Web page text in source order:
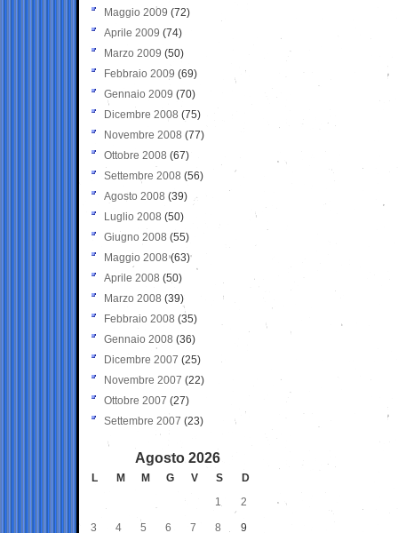
Maggio 2009 (72)
Aprile 2009 (74)
Marzo 2009 (50)
Febbraio 2009 (69)
Gennaio 2009 (70)
Dicembre 2008 (75)
Novembre 2008 (77)
Ottobre 2008 (67)
Settembre 2008 (56)
Agosto 2008 (39)
Luglio 2008 (50)
Giugno 2008 (55)
Maggio 2008(63)
Aprile 2008 (50)
Marzo 2008 (39)
Febbraio 2008 (35)
Gennaio 2008 (36)
Dicembre 2007 (25)
Novembre 2007 (22)
Ottobre 2007 (27)
Settembre 2007 (23)
Agosto 2026
L M M G V S
D
1
2
3 4 5 6 7 8 9